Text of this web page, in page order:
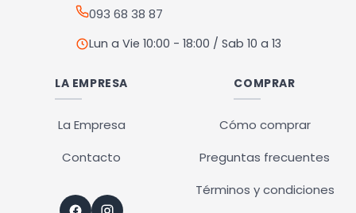
093 68 38 87
Lun a Vie 10:00 - 18:00 / Sab 10 a 13
LA EMPRESA
La Empresa
Contacto
COMPRAR
Cómo comprar
Preguntas frecuentes
Términos y condiciones